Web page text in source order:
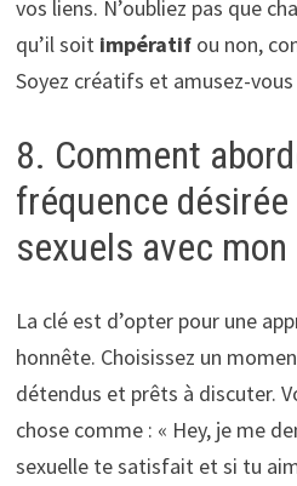
vos liens. N’oubliez pas que
qu’il soit impératifou non,
Soyez créatifs et amusez-vous
8. Comment
fréquence
sexuels avec
La clé est d’opter pour une
honnête. Choisissez un
détendus et prêts à discuter.
chose comme : « Hey, je me
sexuelle te satisfait et si tu